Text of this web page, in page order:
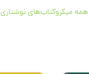
میکروکتاب‌های نوشتاری